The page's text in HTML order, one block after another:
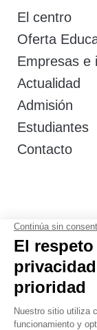
El centro
Oferta
Empresas e
Actualidad
Admisión
Estudiantes
Contacto
I
n
s
t
g
F
a
c
e
o